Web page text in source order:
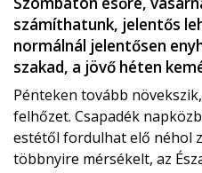
számíthatunk, jelentős
normálnál jelentősen
szakad, a jövő héten
Pénteken tovább
felhőzet. Csapadék
estétől fordulhat elő néhol
többnyire mérsékelt, az